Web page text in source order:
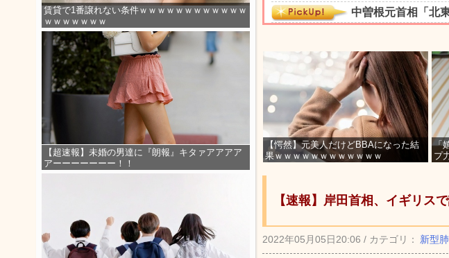
賃貸で1番譲れない条件ｗｗｗｗｗｗｗｗｗｗｗｗ
ｗｗｗｗｗｗｗ
【超速報】未婚の男達に『朗報』キタァアアアア
アーーーーーーー！！
【愕然】元美人だけどBBAになった結
果ｗｗｗｗｗｗｗｗｗｗｗｗ
「
プ
【速報】岸田首相、イギリス
2022年05月05日20:06 / カテゴリ： 新型